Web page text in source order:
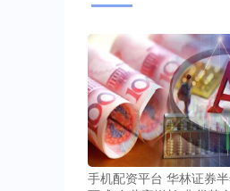
手机配资平台 华林证券